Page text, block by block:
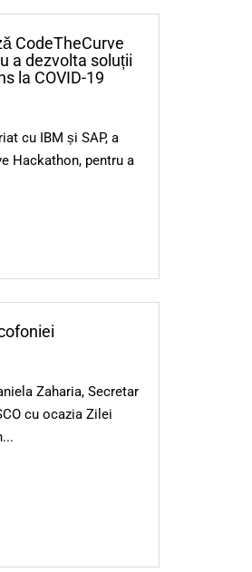
CodeTheCurve
a dezvolta soluții
la COVID-19
cu IBM și SAP, a
Hackathon, pentru a
Zaharia, Secretar
cu ocazia Zilei